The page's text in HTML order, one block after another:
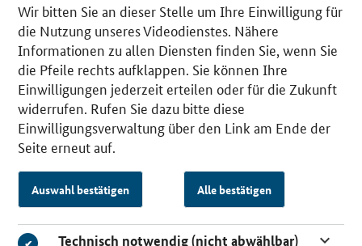
Wir bitten Sie an dieser Stelle um Ihre Einwilligung für
die Nutzung unseres Videodienstes. Nähere
Informationen zu allen Diensten finden Sie, wenn Sie
die Pfeile rechts aufklappen. Sie können Ihre
Einwilligungen jederzeit erteilen oder für die Zukunft
widerrufen. Rufen Sie dazu bitte diese
Einwilligungsverwaltung über den Link am Ende der
Seite erneut auf.
Auswahl bestätigen Alle bestätigen
Technisch notwendig (nicht abwählbar)